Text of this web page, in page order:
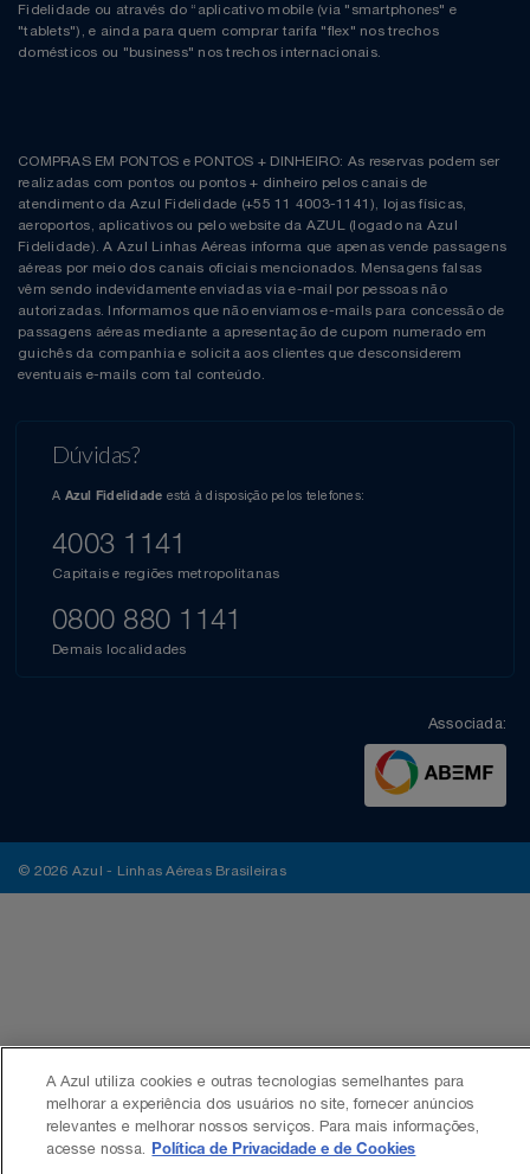
Fidelidade ou através do “aplicativo mobile (via "smartphones" e
"tablets"), e ainda para quem comprar tarifa "flex" nos trechos
domésticos ou "business" nos trechos internacionais.
COMPRAS EM PONTOS e PONTOS + DINHEIRO: As reservas podem ser
realizadas com pontos ou pontos + dinheiro pelos canais de
atendimento da Azul Fidelidade (+55 11 4003-1141), lojas físicas,
aeroportos, aplicativos ou pelo website da AZUL (logado na Azul
Fidelidade). A Azul Linhas Aéreas informa que apenas vende passagens
aéreas por meio dos canais oficiais mencionados. Mensagens falsas
vêm sendo indevidamente enviadas via e-mail por pessoas não
autorizadas. Informamos que não enviamos e-mails para concessão de
passagens aéreas mediante a apresentação de cupom numerado em
guichês da companhia e solicita aos clientes que desconsiderem
eventuais e-mails com tal conteúdo.
Dúvidas?
A Azul Fidelidade está à disposição pelos telefones:
4003 1141
Capitais e regiões metropolitanas
0800 880 1141
Demais localidades
Associada:
© 2026 Azul - Linhas Aéreas Brasileiras
A Azul utiliza cookies e outras tecnologias semelhantes para
melhorar a experiência dos usuários no site, fornecer anúncios
relevantes e melhorar nossos serviços. Para mais informações,
acesse nossa. Política de Privacidade e de Cookies